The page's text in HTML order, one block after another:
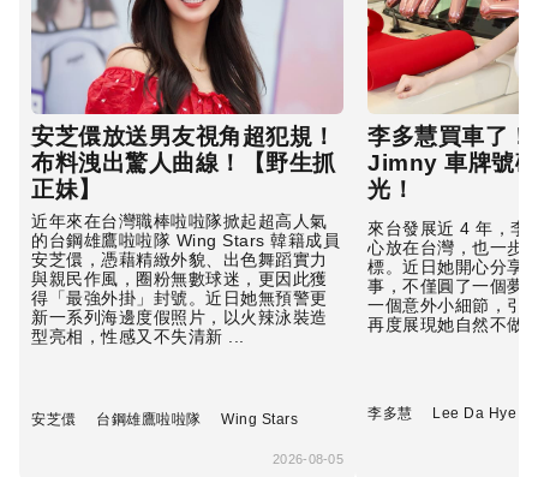
安芝儇放送男友視角超犯規！
布料洩出驚人曲線！【野生抓
正妹】
近年來在台灣職棒啦啦隊掀起超高人氣
的台鋼雄鷹啦啦隊 Wing Stars 韓籍成員
安芝儇，憑藉精緻外貌、出色舞蹈實力
與親民作風，圈粉無數球迷，更因此獲
得「最強外掛」封號。近日她無預警更
新一系列海邊度假照片，以火辣泳裝造
型亮相，性感又不失清新 ...
安芝儇 台鋼雄鷹啦啦隊 Wing Stars
2026-08-05
李多慧買車了
Jimny 車牌號
光！
來台發展近 4 年，李
心放在台灣，也一步
標。近日她開心分享
事，不僅圓了一個夢
一個意外小細節，引
再度展現她自然不做
李多慧 Lee Da Hye